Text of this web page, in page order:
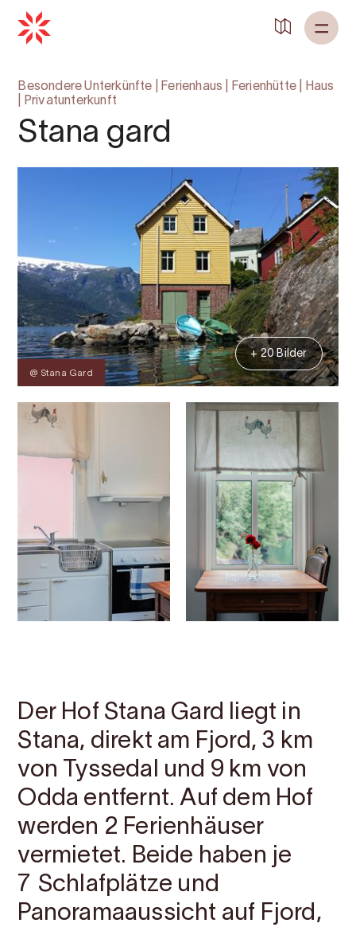
Besondere Unterkünfte Ferienhaus Ferienhütte
Haus
Privatunterkunft
Stana gard
@ Stana Gard
+ 20 Bilder
Der Hof Stana Gard liegt in
Stana, direkt am Fjord, 3 km
von Tyssedal und 9 km von
Odda entfernt. Auf dem Hof
werden 2 Ferienhäuser
vermietet. Beide haben je
7 Schlafplätze und
Panoramaaussicht auf Fjord,